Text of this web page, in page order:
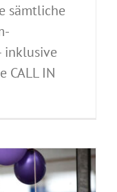
sämtliche
inklusive
CALL IN